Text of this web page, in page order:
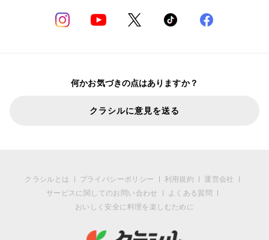
何かお気づきの点はありますか？
クラシルに意見を送る
クラシルとは プライバシーポリシー 利用規約
運営会社
サービスに関してのお問い合わせ
よくある質問
おいしく安全に料理を楽しむために